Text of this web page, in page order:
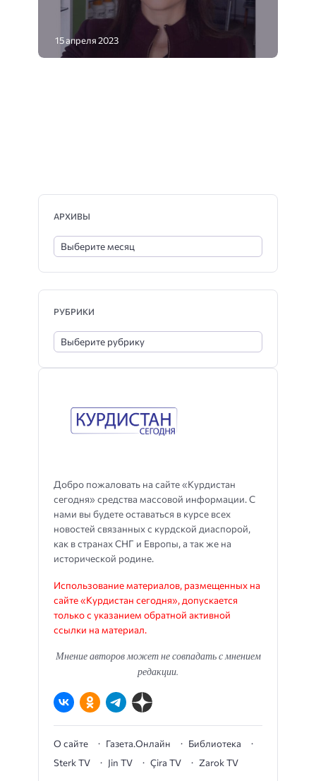
15 апреля 2023
Добро пожаловать на сайте «Курдистан
сегодня» средства массовой информации. С
нами вы будете оставаться в курсе всех
новостей связанных с курдской диаспорой,
как в странах СНГ и Европы, а так же на
исторической родине.
Использование материалов, размещенных на
сайте «Курдистан сегодня», допускается
только с указанием обратной активной
ссылки на материал.
Мнение авторов может не совпадать с мнением
редакции.
О сайте Газета.Онлайн
Библиотека
Sterk TV
Jin TV Çira TV Zarok TV
АРХИВЫ
РУБРИКИ